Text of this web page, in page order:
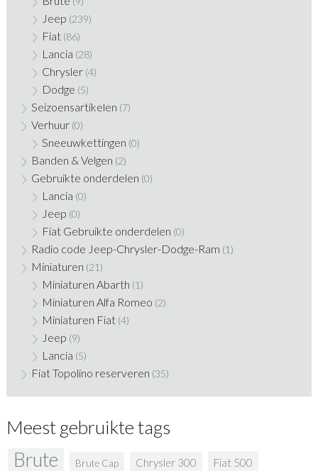
Jeep (239)
Fiat (86)
Lancia (28)
Chrysler (4)
Dodge (5)
Seizoensartikelen (7)
Verhuur (0)
Sneeuwkettingen (0)
Banden & Velgen (2)
Gebruikte onderdelen (0)
Lancia (0)
Jeep (0)
Fiat Gebruikte onderdelen (0)
Radio code Jeep-Chrysler-Dodge-Ram (1)
Miniaturen (21)
Miniaturen Abarth (1)
Miniaturen Alfa Romeo (2)
Miniaturen Fiat (4)
Jeep (9)
Lancia (5)
Fiat Topolino reserveren (35)
Meest gebruikte tags
Brute Brute Cap Chrysler 300 Fiat 500